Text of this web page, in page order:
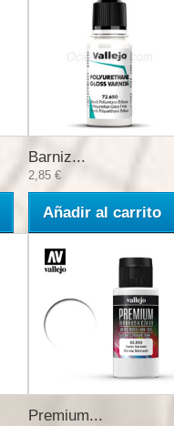
Barniz...
2,85 €
Añadir al carrito
Premium...